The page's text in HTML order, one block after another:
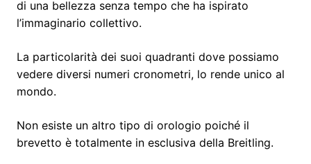
di una bellezza senza tempo che ha ispirato
l’immaginario collettivo.
La particolarità dei suoi quadranti dove possiamo
vedere diversi numeri cronometri, lo rende unico al
mondo.
Non esiste un altro tipo di orologio poiché il
brevetto è totalmente in esclusiva della Breitling.